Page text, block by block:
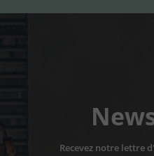
Recevez notre lettre